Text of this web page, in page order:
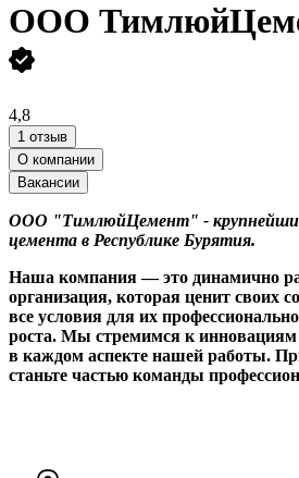
ООО
4,8
1 отзыв
О компании
Вакансии
ООО "ТимлюйЦемент" -
цемента в Республике Бурятия.
Наша компания — это динамично
организация, которая ценит своих
все условия для их
роста. Мы стремимся к инновациям
в каждом аспекте нашей работы.
станьте частью команды